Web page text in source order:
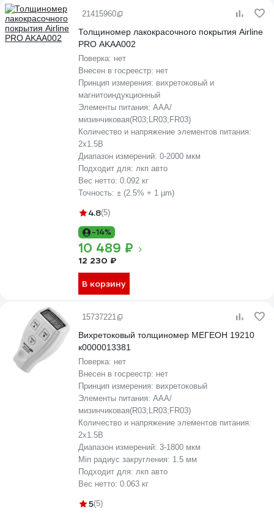
21415960
Толщиномер лакокрасочного покрытия Airline
PRO AKAA002
Поверка: нет
Внесен в госреестр: нет
Принцип измерения: вихретоковый и
магнитоиндукционный
Элементы питания: AAA/
мизинчиковая(R03;LR03;FR03)
Количество и напряжение элементов питания:
2х1.5B
Диапазон измерений: 0-2000 мкм
Подходит для: лкп авто
Вес нетто: 0.092 кг
Точность: ± (2.5% + 1 µm)
4.8(5)
-14%
10 489 ₽
12 230 ₽
В корзину
15737221
Вихретоковый толщиномер МЕГЕОН 19210
к0000013381
Поверка: нет
Внесен в госреестр: нет
Принцип измерения: вихретоковый
Элементы питания: AAA/
мизинчиковая(R03;LR03;FR03)
Количество и напряжение элементов питания:
2х1.5B
Диапазон измерений: 3-1800 мкм
Min радиус закругления: 1.5 мм
Подходит для: лкп авто
Вес нетто: 0.063 кг
5(5)